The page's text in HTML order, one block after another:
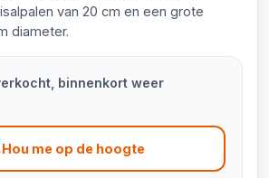
van 20 cm en een grote
diameter.
binnenkort weer
Hou me op de hoogte